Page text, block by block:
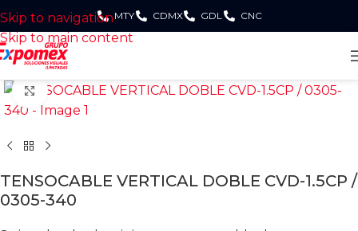
Skip to navigation
Skip to main content
MTY CDMX GDL CNC
Click to enlarge
TENSOCABLE VERTICAL DOBLE CVD-1.5CP /
0305-340